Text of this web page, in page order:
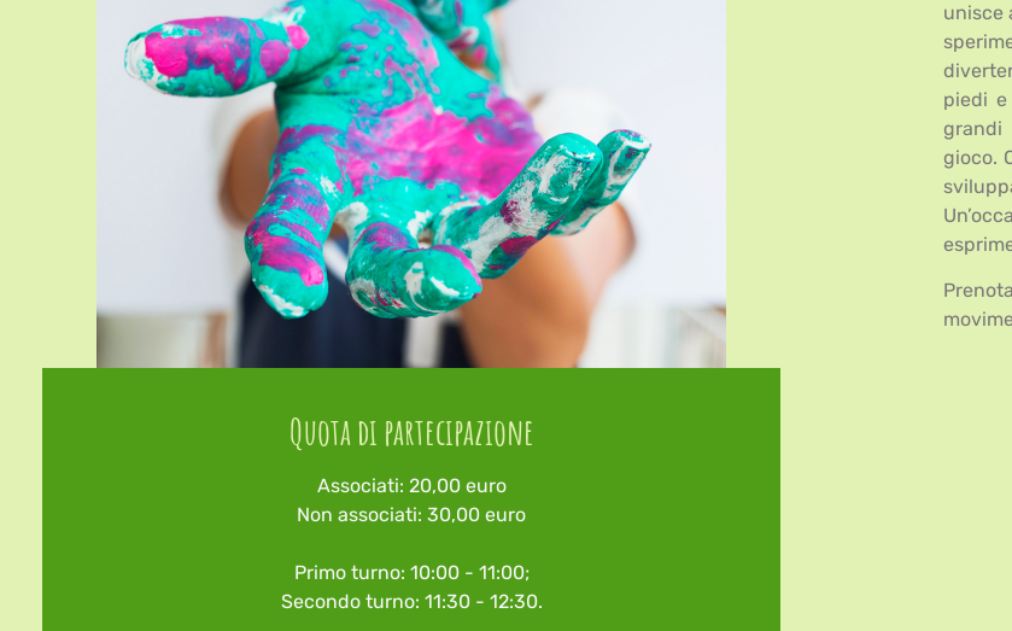
Quota di partecipazione
Associati: 20,00 euro
Non associati: 30,00 euro
Primo turno: 10:00 - 11:00;
Secondo turno: 11:30 - 12:30.
unisce
piedi
grandi
gioco.